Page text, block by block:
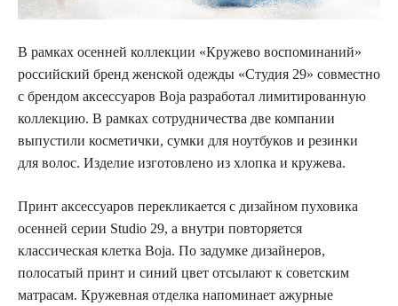
В рамках осенней коллекции «Кружево воспоминаний»
российский бренд женской одежды «Студия 29» совместно
с брендом аксессуаров Boja разработал лимитированную
коллекцию. В рамках сотрудничества две компании
выпустили косметички, сумки для ноутбуков и резинки
для волос. Изделие изготовлено из хлопка и кружева.
Принт аксессуаров перекликается с дизайном пуховика
осенней серии Studio 29, а внутри повторяется
классическая клетка Boja. По задумке дизайнеров,
полосатый принт и синий цвет отсылают к советским
матрасам. Кружевная отделка напоминает ажурные